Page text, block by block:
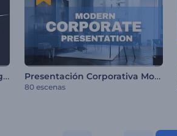
Kit de Herramientas de Tipografía Movediza Presentación Corporativa Moderna
80 escenas